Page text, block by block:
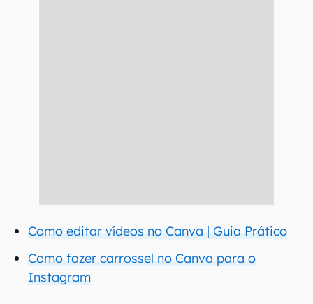
Como editar vídeos no Canva | Guia Prático
Como fazer carrossel no Canva para o
Instagram